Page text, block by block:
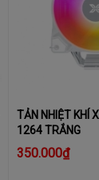
TẢN NHIỆT KHÍ
1264 TRẮNG
350.000₫